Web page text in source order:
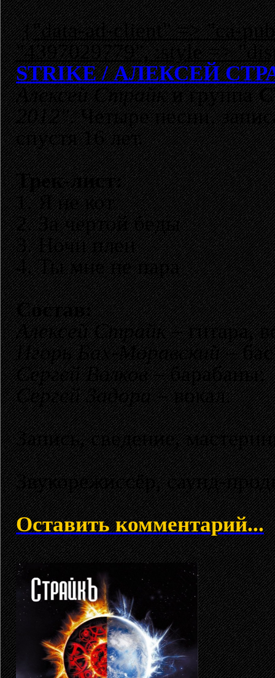
{"data-ad-client" => "ca-
"4397029779", :style =>
STRIKE / АЛЕКСЕЙ
Алексей Страйки группа
2012". Четыре песни,
спустя 16 лет.
Трек-лист:
1. Я не кот
2. За чертой беды
3. Ночи плен
4. Ты мне не пара
Состав:
Алексей Страйк– гитара,
Игорь Бах-Моравский–
Сергей Волков– барабаны;
Сергей Задора– вокал.
Запись, сведение,
Звукорежиссёр, саунд-
Оставить комментарий...